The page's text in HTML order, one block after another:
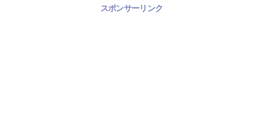
スポンサーリンク